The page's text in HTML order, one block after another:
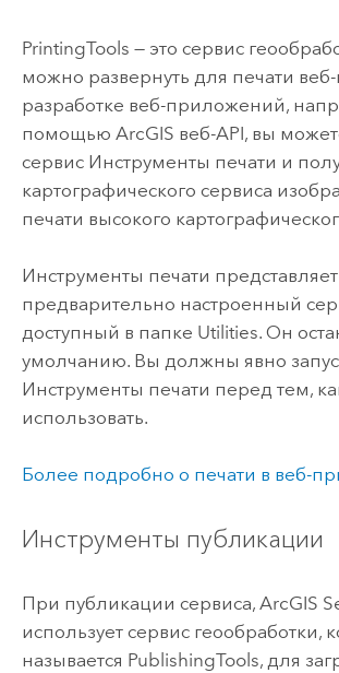
PrintingTools — это сервис
можно развернуть для печати
разработке веб-приложений,
помощью ArcGIS веб-API, вы
сервис Инструменты печати и
картографического сервиса
печати высокого
Инструменты печати
предварительно настроенный
доступный в папке Utilities. Он
умолчанию. Вы должны явно
Инструменты печати перед тем,
использовать.
Более подробно о печати в веб-
Инструменты публикации
При публикации сервиса, ArcGIS
использует сервис геообработки,
называется PublishingTools, для